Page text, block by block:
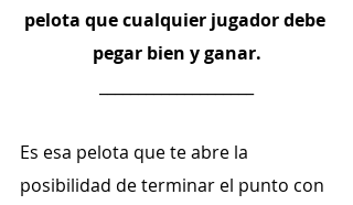
pelota que cualquier jugador debe
pegar bien y ganar.
Es esa pelota que te abre la
posibilidad de terminar el punto con